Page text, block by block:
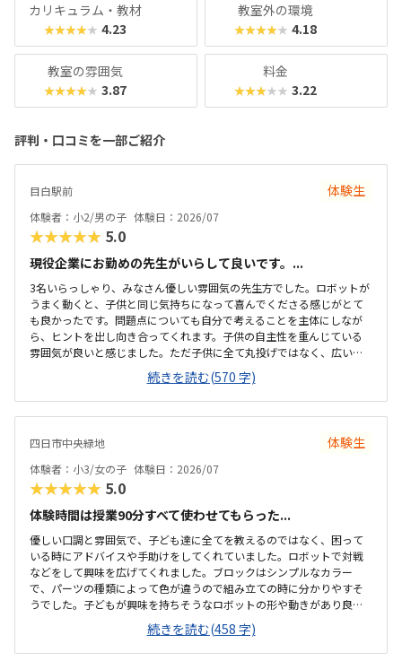
カリキュラム・教材
★★★★★ 4.23
教室外の環境
★★★★★ 4.18
教室の雰囲気
★★★★★ 3.87
料金
★★★★★ 3.22
評判・口コミを一部ご紹介
目白駅前 体験生
体験者：小2/男の子 体験日：2026/07
★★★★★ 5.0
現役企業にお勤めの先生がいらして良いです。...
3名いらっしゃり、みなさん優しい雰囲気の先生方でした。ロボットが
うまく動くと、子供と同じ気持ちになって喜んでくださる感じがとて
も良かったです。問題点についても自分で考えることを主体にしなが
ら、ヒントを出し向き合ってくれます。子供の自主性を重んじている
雰囲気が良いと感じました。ただ子供に全て丸投げではなく、広い机
の上に「教科書とキットをどこに置いたらやりやすいかな？」と声を
かけてくださり、そこから自分で考えていました。ロボット作りもヒ
ントをいただきながら、自分で教科書を読んで作り上げていました。
駅近くですが、静かな環境です。急な坂道があるので、暑い夏など、重
できました。入室したら必ず手を洗うルールも良いです。教室にある
教科書などもきちんと整理整頓されています。キット代が兄弟割引で
半額になりました。入会金も無料に。欲を言えば、...
続きを読む(570 字)
四日市中央緑地 体験生
体験者：小3/女の子 体験日：2026/07
★★★★★ 5.0
体験時間は授業90分すべて使わせてもらった...
優しい口調と雰囲気で、子ども達に全てを教えるのではなく、困って
いる時にアドバイスや手助けをしてくれていました。ロボットで対戦
などをして興味を広げてくれました。ブロックはシンプルなカラー
で、パーツの種類によって色が違うので組み立ての時に分かりやすそ
うでした。子どもが興味を持ちそうなロボットの形や動きがあり良か
ったです。駐車場は停めやすく、分かりやすい場所にあるので助かり
ます。近くに別の施設もあるので、習ってない兄弟が過ごしやすいと
思いました。教室はシンプルで余計なものが置いてないので集中でき
続きを読む(458 字)